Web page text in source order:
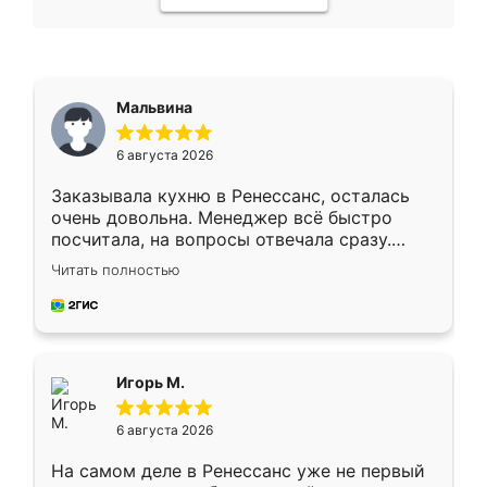
Мальвина
6 августа 2026
Заказывала кухню в Ренессанс, осталась
очень довольна. Менеджер всё быстро
посчитала, на вопросы отвечала сразу.
Замерщик приехал в субботу, подошёл к
делу со всей ответственностью. Собрали
за день, ребята работали аккуратно, даже
Читать полностью
Игорь М.
6 августа 2026
На самом деле в Ренессанс уже не первый